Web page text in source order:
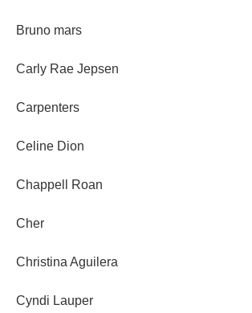
Bruno mars
Carly Rae Jepsen
Carpenters
Celine Dion
Chappell Roan
Cher
Christina Aguilera
Cyndi Lauper